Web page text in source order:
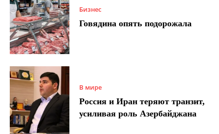
Бизнес
Говядина опять подорожала
В мире
Россия и Иран теряют транзит,
усиливая роль Азербайджана